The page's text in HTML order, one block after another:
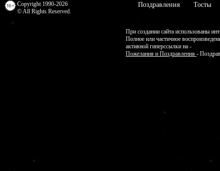
Copyright 1990-2026
© All Rights Reserved.
Поздравления Тосты
При создании сайта использованы
Полное или частичное
активной гиперссылки на -
Пожелания и Поздравления -